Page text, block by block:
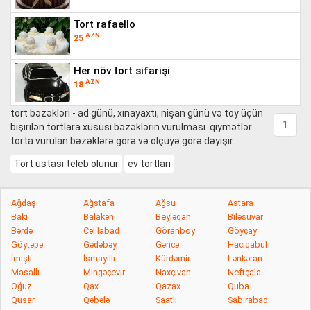
tort rafaello
25 AZN
her növ tort sifarişi
18 AZN
1
tort bəzəkləri - ad günü, xınayaxtı, nişan günü və toy üçün
bişirilən tortlara xüsusi bəzəklərin vurulması. qiymətlər
torta vurulan bəzəklərə görə və ölçüyə görə dəyişir
Tort ustasi teleb olunur ev tortlari
Ağdaş Ağstafa Ağsu
Astara
Bakı
Balakən Beyləqan
Biləsuvar
Bərdə
Cəlilabad Göranboy
Göyçay
Göytəpə
Gədəbəy Gəncə
Hacıqabul
İmişli
İsmayıllı Kürdəmir
Lənkəran
Masallı
Mingəçevir Naxçıvan
Neftçala
Oğuz
Qax Qazax
Quba
Qusar
Qəbələ Saatlı
Sabirabad